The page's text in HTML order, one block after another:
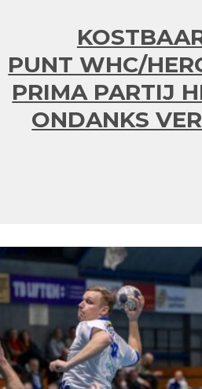
PUNT WHC/
PRIMA PARTIJ
ONDANKS